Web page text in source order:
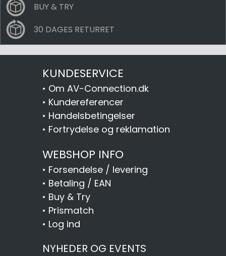
BUY & TRY
30 DAGES RETURRET
KUNDESERVICE
• Om AV-Connection.dk
• Kundereferencer
• Handelsbetingelser
• Fortrydelse og reklamation
WEBSHOP INFO
• Forsendelse / levering
• Betaling / EAN
• Buy & Try
• Prismatch
• Log ind
NYHEDER OG EVENTS